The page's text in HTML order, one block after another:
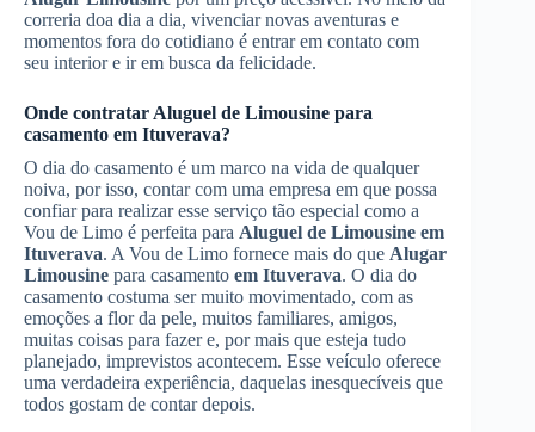
correria doa dia a dia, vivenciar novas aventuras e
momentos fora do cotidiano é entrar em contato com
seu interior e ir em busca da felicidade.
Onde contratar Aluguel de Limousine para
casamento em Ituverava?
O dia do casamento é um marco na vida de qualquer
noiva, por isso, contar com uma empresa em que possa
confiar para realizar esse serviço tão especial como a
Vou de Limo é perfeita para Aluguel de Limousine em
Ituverava. A Vou de Limo fornece mais do que Alugar
Limousine para casamento em Ituverava. O dia do
casamento costuma ser muito movimentado, com as
emoções a flor da pele, muitos familiares, amigos,
muitas coisas para fazer e, por mais que esteja tudo
planejado, imprevistos acontecem. Esse veículo oferece
uma verdadeira experiência, daquelas inesquecíveis que
todos gostam de contar depois.